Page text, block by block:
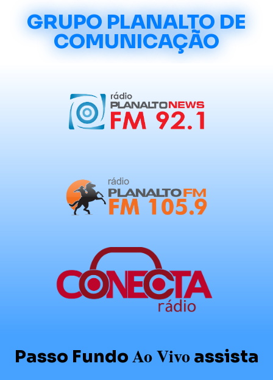
GRUPO PLANALTO DE
COMUNICAÇÃO
Passo Fundo Ao Vivo assista